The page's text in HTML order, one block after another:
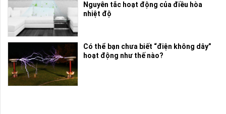
Nguyên tắc hoạt động của điều hòa
nhiệt độ
Có thể bạn chưa biết “điện không dây”
hoạt động như thế nào?